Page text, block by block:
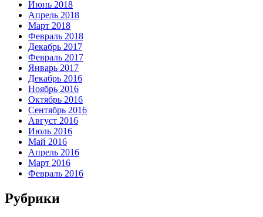
Июнь 2018
Апрель 2018
Март 2018
Февраль 2018
Декабрь 2017
Февраль 2017
Январь 2017
Декабрь 2016
Ноябрь 2016
Октябрь 2016
Сентябрь 2016
Август 2016
Июль 2016
Май 2016
Апрель 2016
Март 2016
Февраль 2016
Рубрики